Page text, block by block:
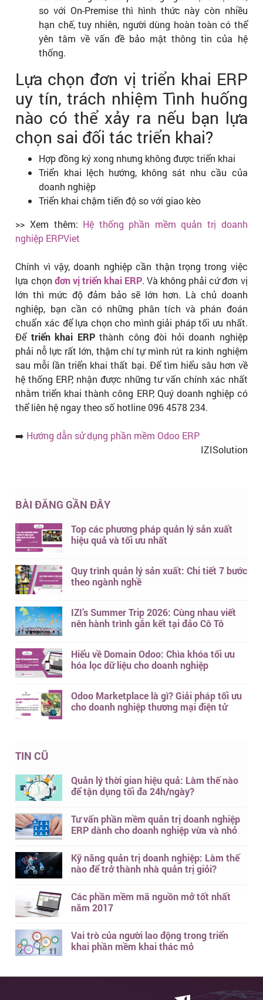
so với On-Premise thì hình thức này còn nhiều
hạn chế, tuy nhiên, người dùng hoàn toàn có thể
yên tâm về vấn đề bảo mật thông tin của hệ
thống.
Lựa chọn đơn vị triển khai ERP
uy tín, trách nhiệm Tình huống
nào có thể xảy ra nếu bạn lựa
chọn sai đối tác triển khai?
Hợp đồng ký xong nhưng không được triển khai
Triển khai lệch hướng, không sát nhu cầu của
doanh nghiệp
Triển khai chậm tiến độ so với giao kèo
>> Xem thêm: Hệ thống phần mềm quản trị doanh
nghiệp ERPViet
Chính vì vậy, doanh nghiệp cần thận trọng trong việc
lựa chọn đơn vị triển khai ERP. Và không phải cứ đơn vị
lớn thì mức độ đảm bảo sẽ lớn hơn. Là chủ doanh
nghiệp, bạn cần có những phân tích và phán đoán
chuẩn xác để lựa chọn cho mình giải pháp tối ưu nhất.
Để triển khai ERPthành công đòi hỏi doanh nghiệp
phải nỗ lực rất lớn, thậm chí tự mình rút ra kinh nghiệm
sau mỗi lần triển khai thất bại. Để tìm hiểu sâu hơn về
hệ thống ERP, nhận được những tư vấn chính xác nhất
nhằm triển khai thành công ERP, Quý doanh nghiệp có
thể liên hệ ngay theo số hotline 096 4578 234.
➡️ Hướng dẫn sử dụng phần mềm Odoo ERP
IZISolution
BÀI ĐĂNG GẦN ĐÂY
Top các phương pháp quản lý sản xuất
hiệu quả và tối ưu nhất
Quy trình quản lý sản xuất: Chi tiết 7 bước
theo ngành nghề
IZI’s Summer Trip 2026: Cùng nhau viết
nên hành trình gắn kết tại đảo Cô Tô
Hiểu về Domain Odoo: Chìa khóa tối ưu
hóa lọc dữ liệu cho doanh nghiệp
Odoo Marketplace là gì? Giải pháp tối ưu
cho doanh nghiệp thương mại điện tử
TIN CŨ
Quản lý thời gian hiệu quả: Làm thế nào
để tận dụng tối đa 24h/ngày?
Tư vấn phần mềm quản trị doanh nghiệp
ERP dành cho doanh nghiệp vừa và nhỏ
Kỹ năng quản trị doanh nghiệp: Làm thế
nào để trở thành nhà quản trị giỏi?
Các phần mềm mã nguồn mở tốt nhất
năm 2017
Vai trò của người lao động trong triển
khai phần mềm khai thác mỏ